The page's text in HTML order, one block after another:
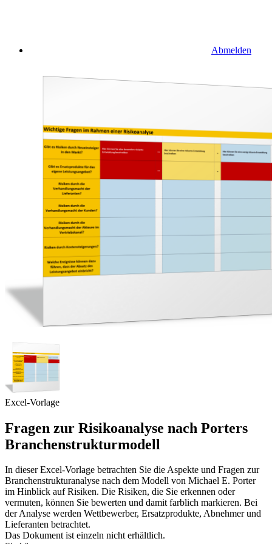
Abmelden
Excel-Vorlage
Fragen zur Risikoanalyse nach Porters
Branchenstrukturmodell
In dieser Excel-Vorlage betrachten Sie die Aspekte und Fragen zur
Branchenstrukturanalyse nach dem Modell von Michael E. Porter
im Hinblick auf Risiken. Die Risiken, die Sie erkennen oder
vermuten, können Sie bewerten und damit farblich markieren. Bei
der Analyse werden Wettbewerber, Ersatzprodukte, Abnehmer und
Lieferanten betrachtet.
Das Dokument ist einzeln nicht erhältlich.